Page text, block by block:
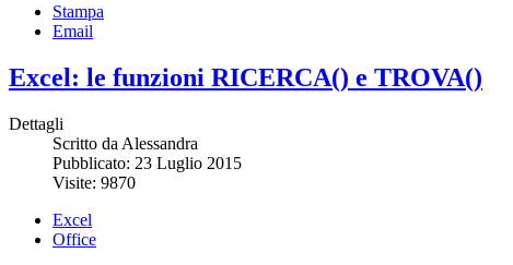
Stampa
Email
Excel: le funzioni RICERCA() e TROVA()
Dettagli
Scritto da Alessandra
Pubblicato: 23 Luglio 2015
Visite: 9870
Excel
Office